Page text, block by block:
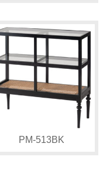
PM-513BK